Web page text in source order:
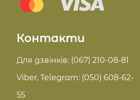
Актуальні знижки
Pro Age догляд
Відгуки
Договір оферти
Контакти
Для дзвінків: (067) 210-08-81
Viber, Telegram: (050) 608-62-
55